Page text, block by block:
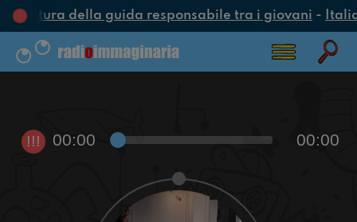
cultura della guida responsabile tra i giovani-
!!! 00:00 00:00